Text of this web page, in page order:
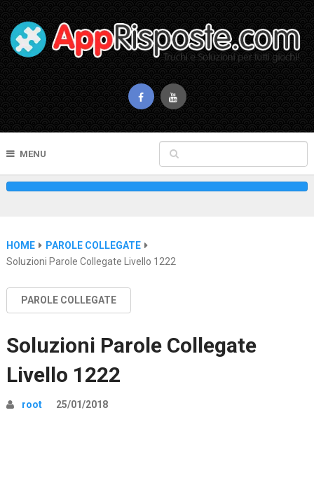
MENU
HOME
PAROLE COLLEGATE
Soluzioni Parole Collegate Livello 1222
PAROLE COLLEGATE
Soluzioni Parole Collegate
Livello 1222
root 25/01/2018